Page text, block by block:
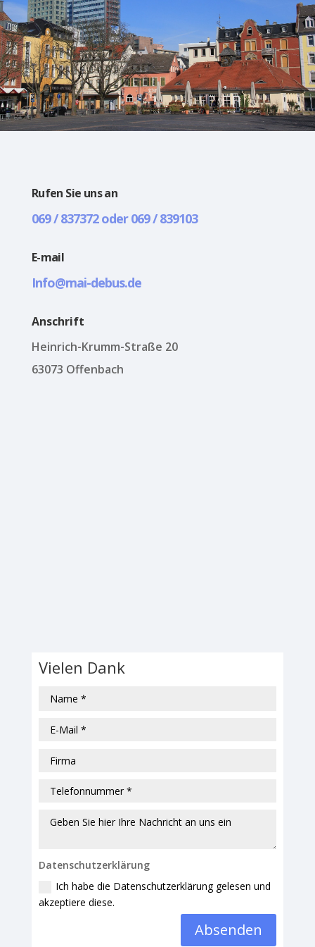
Rufen Sie uns an
069 / 837372 oder 069 / 839103
E-mail
Info@mai-debus.de
Anschrift
Heinrich-Krumm-Straße 20
63073 Offenbach
Vielen Dank
Datenschutzerklärung
Ich habe die Datenschutzerklärung gelesen und
akzeptiere diese.
Absenden